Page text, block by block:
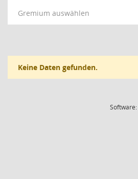
Gremium auswählen
Keine Daten gefunden.
Software: